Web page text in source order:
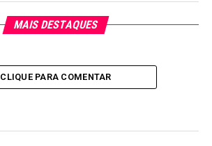
MAIS DESTAQUES
CLIQUE PARA COMENTAR